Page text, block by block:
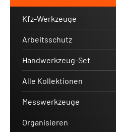
Kfz-Werkzeuge
Arbeitsschutz
Handwerkzeug-Set
Alle Kollektionen
Messwerkzeuge
Organisieren